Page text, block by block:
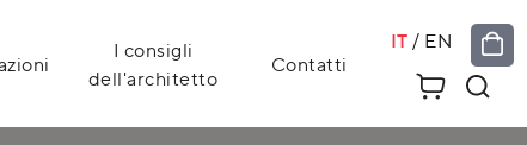
I consigli
dell'architetto
Contatti
IT / EN